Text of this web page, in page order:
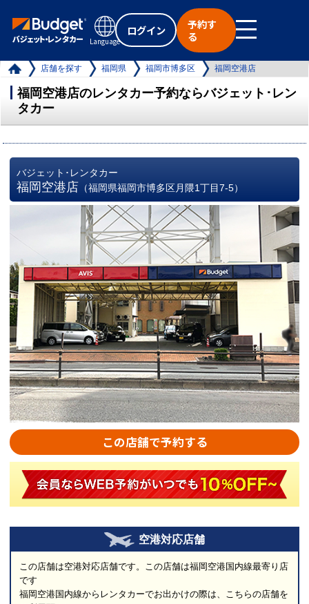
Language
ログイン
予約す
る
店舗を探す 福岡県 福岡市博多区 福岡空港店
福岡空港店のレンタカー予約ならバジェット･レン
タカー
バジェット･レンタカー
福岡空港店 （福岡県福岡市博多区月隈1丁目7-5）
この店舗で予約する
空港対応店舗
この店舗は空港対応店舗です。この店舗は福岡空港国内線最寄り店
です
福岡空港国内線からレンタカーでお出かけの際は、こちらの店舗を